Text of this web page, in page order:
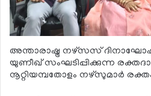
അന്താരാഷ്ട്ര നഴ്‌സസ്
യുണീഖ് സംഘടിപ്പിക്കുന്ന
നൂറ്റിയമ്പതോളം നഴ്‌സുമാര്‍ രക്തം